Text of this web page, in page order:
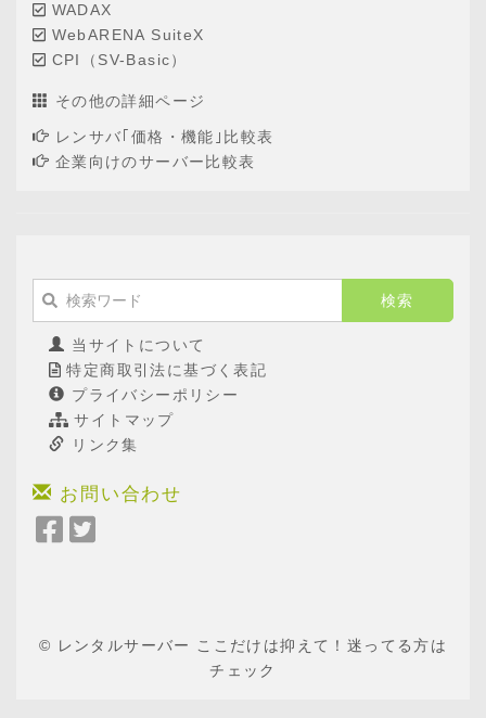
WADAX
WebARENA SuiteX
CPI（SV-Basic）
その他の詳細ページ
レンサバ｢価格・機能｣比較表
企業向けのサーバー比較表
当サイトについて
特定商取引法に基づく表記
プライバシーポリシー
サイトマップ
リンク集
お問い合わせ
Facebook
© レンタルサーバー ここだけは抑えて！迷ってる方は
チェック